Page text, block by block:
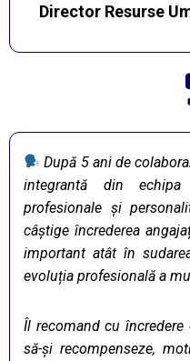
Director Resurse
După 5 ani de
integrantă din
profesionale și
câștige încrederea
important atât în
evoluția profesională a
Îl recomand cu
să-și recompenseze,